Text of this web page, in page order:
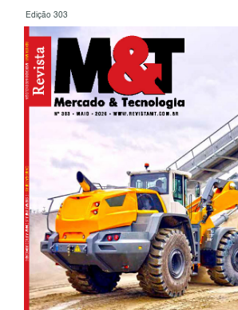
Edição 303